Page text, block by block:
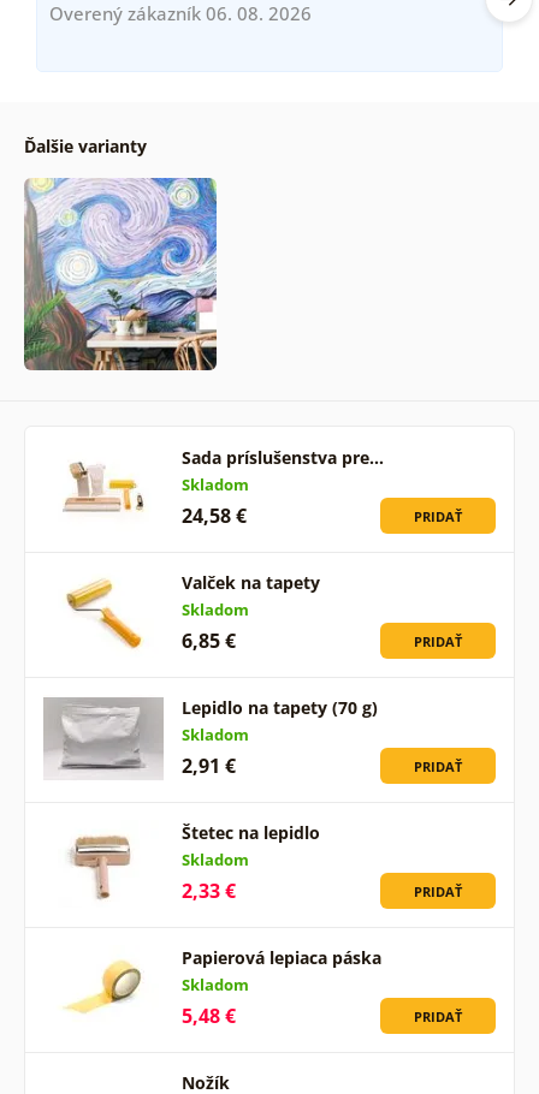
Overený zákazník 06. 08. 2026
Ďalšie varianty
Sada príslušenstva pre…
Skladom
24,58 € PRIDAŤ
Valček na tapety
Skladom
6,85 € PRIDAŤ
Lepidlo na tapety (70 g)
Skladom
2,91 € PRIDAŤ
Štetec na lepidlo
Skladom
2,33 € PRIDAŤ
Papierová lepiaca páska
Skladom
5,48 € PRIDAŤ
Nožík